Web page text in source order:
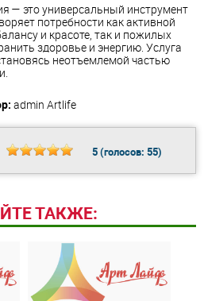
— это универсальный инструмент
потребности как активной
и красоте, так и пожилых
здоровье и энергию. Услуга
неотъемлемой частью
admin Artlife
5(голосов: 55)
ТАКЖЕ: